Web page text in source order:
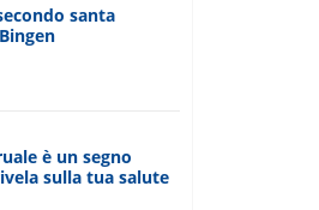
santa
è un segno
sulla tua salute